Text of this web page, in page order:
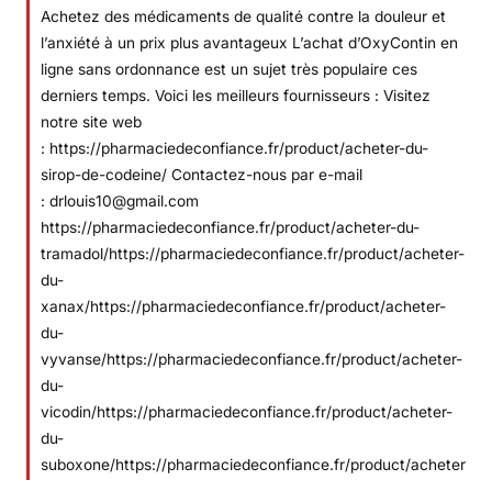
Achetez des médicaments de qualité contre la douleur et
l’anxiété à un prix plus avantageux L’achat d’OxyContin en
ligne sans ordonnance est un sujet très populaire ces
derniers temps. Voici les meilleurs fournisseurs : Visitez
notre site web
: https://pharmaciedeconfiance.fr/product/acheter-du-
sirop-de-codeine/ Contactez-nous par e-mail
: drlouis10@gmail.com
https://pharmaciedeconfiance.fr/product/acheter-du-
tramadol/https://pharmaciedeconfiance.fr/product/acheter-
du-
xanax/https://pharmaciedeconfiance.fr/product/acheter-
du-
vyvanse/https://pharmaciedeconfiance.fr/product/acheter-
du-
vicodin/https://pharmaciedeconfiance.fr/product/acheter-
du-
suboxone/https://pharmaciedeconfiance.fr/product/acheter